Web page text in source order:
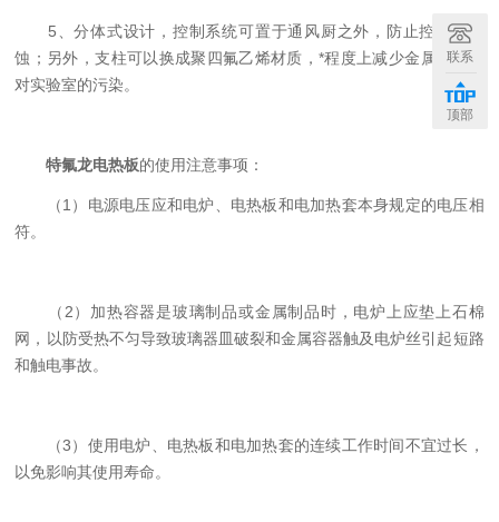
5、分体式设计，控制系统可置于通风厨之外，防止控制器腐
蚀；另外，支柱可以换成聚四氟乙烯材质，*程度上减少金属零部件
对实验室的污染。
特氟龙电热板的使用注意事项：
（1）电源电压应和电炉、电热板和电加热套本身规定的电压相
符。
（2）加热容器是玻璃制品或金属制品时，电炉上应垫上石棉
网，以防受热不匀导致玻璃器皿破裂和金属容器触及电炉丝引起短路
和触电事故。
（3）使用电炉、电热板和电加热套的连续工作时间不宜过长，
以免影响其使用寿命。
联系
顶部